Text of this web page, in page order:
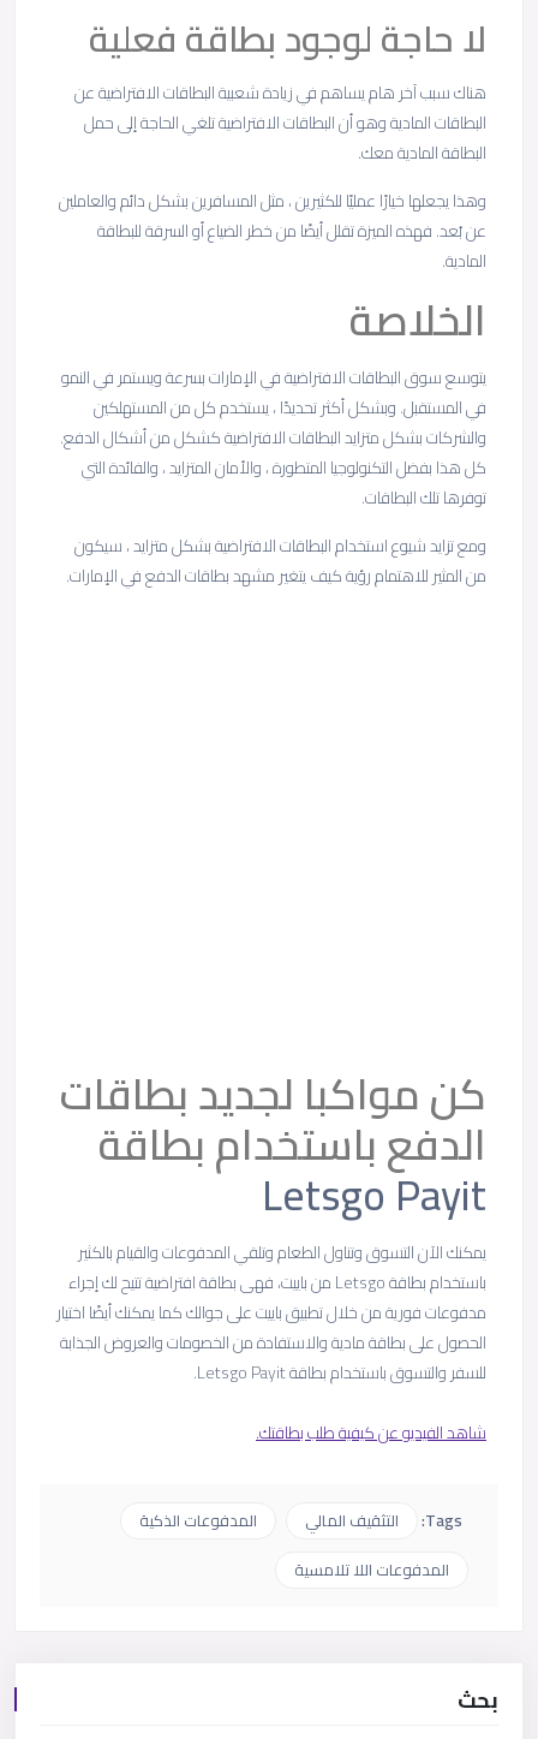
لا حاجة لوجود بطاقة فعلية
هناك سبب آخر هام يساهم في زيادة شعبية البطاقات الافتراضية عن
البطاقات المادية وهو أن البطاقات الافتراضية تلغي الحاجة إلى حمل
البطاقة المادية معك.
وهذا يجعلها خيارًا عمليًا للكثيرين ، مثل المسافرين بشكل دائم والعاملين
عن بُعد. فهذه الميزة تقلل أيضًا من خطر الضياع أو السرقة للبطاقة
المادية.
الخلاصة
يتوسع سوق البطاقات الافتراضية في الإمارات بسرعة ويستمر في النمو
في المستقبل. وبشكل أكثر تحديدًا ، يستخدم كل من المستهلكين
والشركات بشكل متزايد البطاقات الافتراضية كشكل من أشكال الدفع.
كل هذا بفضل التكنولوجيا المتطورة ، والأمان المتزايد ، والفائدة التي
توفرها تلك البطاقات.
ومع تزايد شيوع استخدام البطاقات الافتراضية بشكل متزايد ، سيكون
من المثير للاهتمام رؤية كيف يتغير مشهد بطاقات الدفع في الإمارات.
كن مواكبا لجديد بطاقات
الدفع باستخدام بطاقة
Letsgo Payit
يمكنك الآن التسوق وتناول الطعام وتلقي المدفوعات والقيام بالكثير
باستخدام بطاقة Letsgo من باييت، فهى بطاقة افتراضية تتيح لك إجراء
مدفوعات فورية من خلال تطبيق باييت على جوالك كما يمكنك أيضًا اختيار
الحصول على بطاقة مادية والاستفادة من الخصومات والعروض الجذابة
للسفر والتسوق باستخدام بطاقة Letsgo Payit.
شاهد الفيديو عن كيفية طلب بطاقتك.
Tags: التثقيف المالي
المدفوعات الذكية
المدفوعات اللا تلامسية
بحث